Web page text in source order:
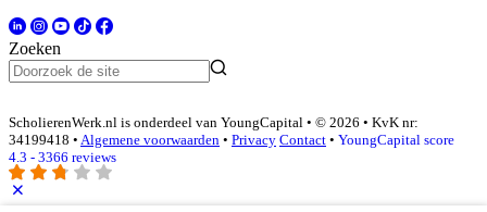
Zoeken
ScholierenWerk.nl is onderdeel van YoungCapital • © 2026 • KvK nr:
34199418 • Algemene voorwaarden • Privacy Contact • YoungCapital score
4.3 - 3366 reviews